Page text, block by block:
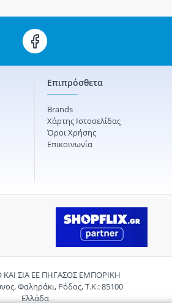
Επιπρόσθετα
Brands
Χάρτης Ιστοσελίδας
Όροι Χρήσης
Επικοινωνία
ΣΙΑ ΕΕ ΠΗΓΑΣΟΣ ΕΜΠΟΡΙΚΗ
Φαληράκι, Ρόδος, Τ.Κ.: 85100
Ελλάδα